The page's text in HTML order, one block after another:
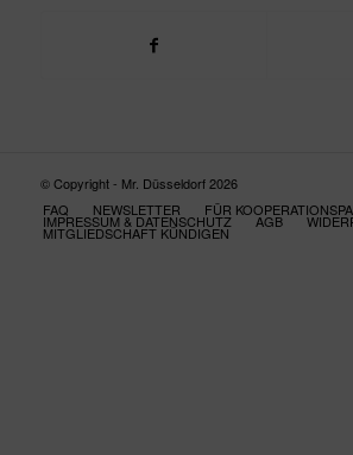
© Copyright - Mr. Düsseldorf 2026
FAQ
NEWSLETTER FÜR
IMPRESSUM & DATENSCHUTZ AGB
MITGLIEDSCHAFT KÜNDIGEN